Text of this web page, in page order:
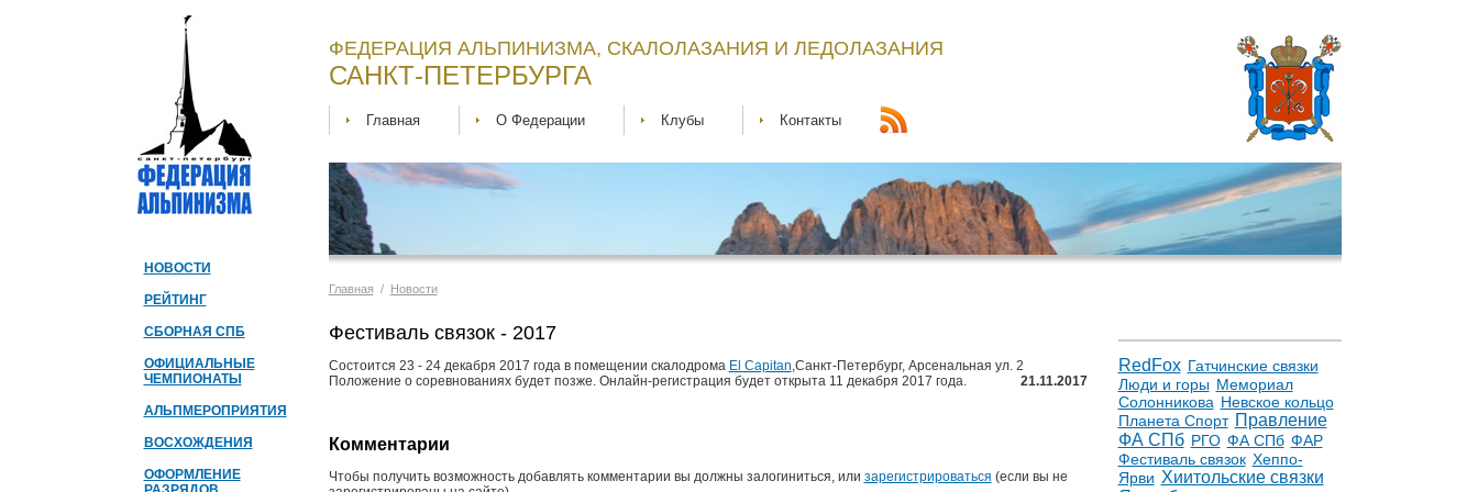
НОВОСТИ
РЕЙТИНГ
СБОРНАЯ СПБ
ОФИЦИАЛЬНЫЕ
ЧЕМПИОНАТЫ
АЛЬПМЕРОПРИЯТИЯ
ВОСХОЖДЕНИЯ
ОФОРМЛЕНИЕ
ФЕДЕРАЦИЯ АЛЬПИНИЗМА, СКАЛОЛАЗАНИЯ И ЛЕДОЛАЗАНИЯ
САНКТ-ПЕТЕРБУРГА
Главная О Федерации Клубы Контакты
Главная / Новости
RedFox Гатчинские связки
Люди и горы Мемориал
Солонникова Невское кольцо
Планета Спорт Правление
ФА СПб РГО ФА СПб ФАР
Фестиваль связок Хеппо-
Ярви Хиитольские связки
Фестиваль связок - 2017
Состоится 23 - 24 декабря 2017 года в помещении cкалодрома El Capitan,Санкт-Петербург, Арсенальная ул. 2
Положение о соревнованиях будет позже. Онлайн-регистрация будет открыта 11 декабря 2017 года.
21.11.2017
Комментарии
Чтобы получить возможность добавлять комментарии вы должны залогиниться, или зарегистрироваться (если вы не